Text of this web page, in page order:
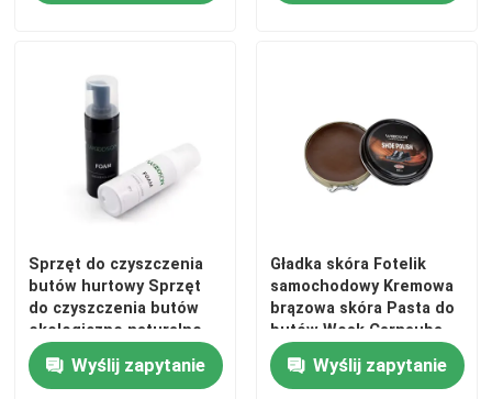
pszczelarski Ochrona
Sprzęt do czyszczenia
butów hurtowy Sprzęt
do czyszczenia butów
ekologiczne naturalne
formuły Sprzęt do
czyszczenia butów
Wyślij zapytanie
Gładka skóra Fotelik
samochodowy Kremowa
brązowa skóra Pasta do
butów Wosk Carnauba
Wyślij zapytanie